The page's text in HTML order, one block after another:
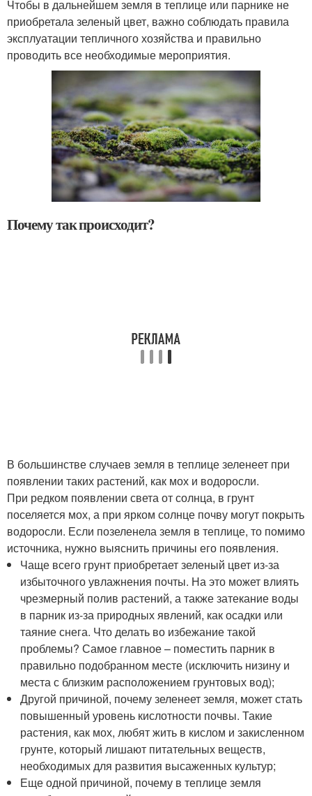
Чтобы в дальнейшем земля в теплице или парнике не
приобретала зеленый цвет, важно соблюдать правила
эксплуатации тепличного хозяйства и правильно
проводить все необходимые мероприятия.
Почему так происходит?
В большинстве случаев земля в теплице зеленеет при
появлении таких растений, как мох и водоросли.
При редком появлении света от солнца, в грунт
поселяется мох, а при ярком солнце почву могут покрыть
водоросли. Если позеленела земля в теплице, то помимо
источника, нужно выяснить причины его появления.
Чаще всего грунт приобретает зеленый цвет из-за
избыточного увлажнения почты. На это может влиять
чрезмерный полив растений, а также затекание воды
в парник из-за природных явлений, как осадки или
таяние снега. Что делать во избежание такой
проблемы? Самое главное – поместить парник в
правильно подобранном месте (исключить низину и
места с близким расположением грунтовых вод);
Другой причиной, почему зеленеет земля, может стать
повышенный уровень кислотности почвы. Такие
растения, как мох, любят жить в кислом и закисленном
грунте, который лишают питательных веществ,
необходимых для развития высаженных культур;
Еще одной причиной, почему в теплице земля